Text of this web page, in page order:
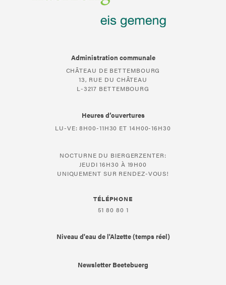
Administration communale
CHÂTEAU DE BETTEMBOURG
13, RUE DU CHÂTEAU
L-3217 BETTEMBOURG
Heures d’ouvertures
LU-VE: 8H00-11H30 ET 14H00-16H30
NOCTURNE DU BIERGERZENTER:
JEUDI 16H30 À 19H00
UNIQUEMENT SUR RENDEZ-VOUS!
TÉLÉPHONE
51 80 80 1
Niveau d'eau de l'Alzette (temps réel)
Newsletter Beetebuerg